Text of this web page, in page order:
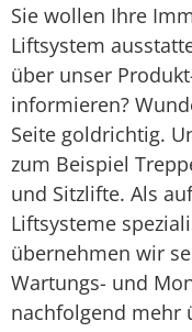
Sie wollen Ihre
Liftsystem
über unser
informieren?
Seite goldrichtig.
zum Beispiel
und Sitzlifte. Als
Liftsysteme
übernehmen wir
Wartungs- und
nachfolgend mehr